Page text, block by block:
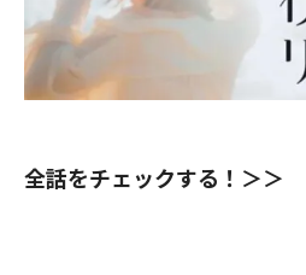
全話をチェックする！＞＞